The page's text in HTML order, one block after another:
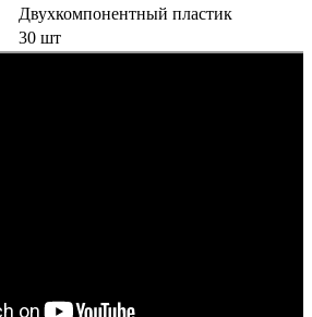
Двухкомпонентный пластик
30 шт